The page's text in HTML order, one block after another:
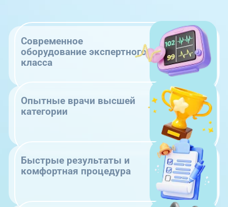
Современное
оборудование экспертного
класса
Опытные врачи высшей
категории
Быстрые результаты и
комфортная процедура